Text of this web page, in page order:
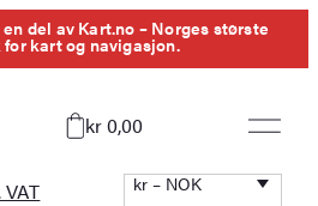
del av Kart.no – Norges største
kart og navigasjon.
kr 0,00
VAT kr – NOK